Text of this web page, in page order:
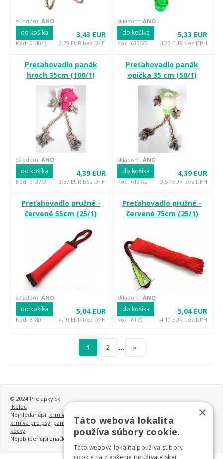
Kód: 6140/B
skladom: ÁNO
3,43 EUR
2,79 EUR bez DPH
do košíka
Kód: 6136/2
skladom: ÁNO
5,33 EUR
4,33 EUR bez DPH
do košíka
Preťahovadlo panák
hroch 35cm (100/1)
Kód: 6137/3
skladom: ÁNO
4,39 EUR
3,57 EUR bez DPH
do košíka
Preťahovadlo panák
opička 35 cm (50/1)
Kód: 6137/2
skladom: ÁNO
4,39 EUR
3,57 EUR bez DPH
do košíka
Preťahovadlo pružné -
červené 55cm (25/1)
Kód: 6180
skladom: ÁNO
5,04 EUR
4,10 EUR bez DPH
do košíka
Preťahovadlo pružné -
červené 75cm (25/1)
Kód: 6179
skladom: ÁNO
5,04 EUR
4,10 EUR bez DPH
do košíka
1 2 … »
© 2024 Prelapky.sk
iKeloc
Nejhledanější: krmivo pro psy nejlepší granule pro psy,
krmiva pro psy, pamlsky pro psy ,konzervy pro psy ,krmivo a vitamíny pro
kočky
Nejoblíbenější značky:
Monge Earthborn Holistic
×
Táto webová lokalita
používa súbory cookie.
Táto webová lokalita používa súbory
cookie na zlepšenie používateľskej